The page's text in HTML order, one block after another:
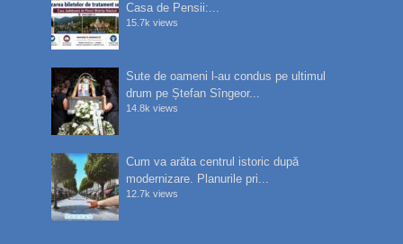
Casa de Pensii:...
15.7k views
Sute de oameni l-au condus pe ultimul
drum pe Ștefan Sîngeor...
14.8k views
Cum va arăta centrul istoric după
modernizare. Planurile pri...
12.7k views